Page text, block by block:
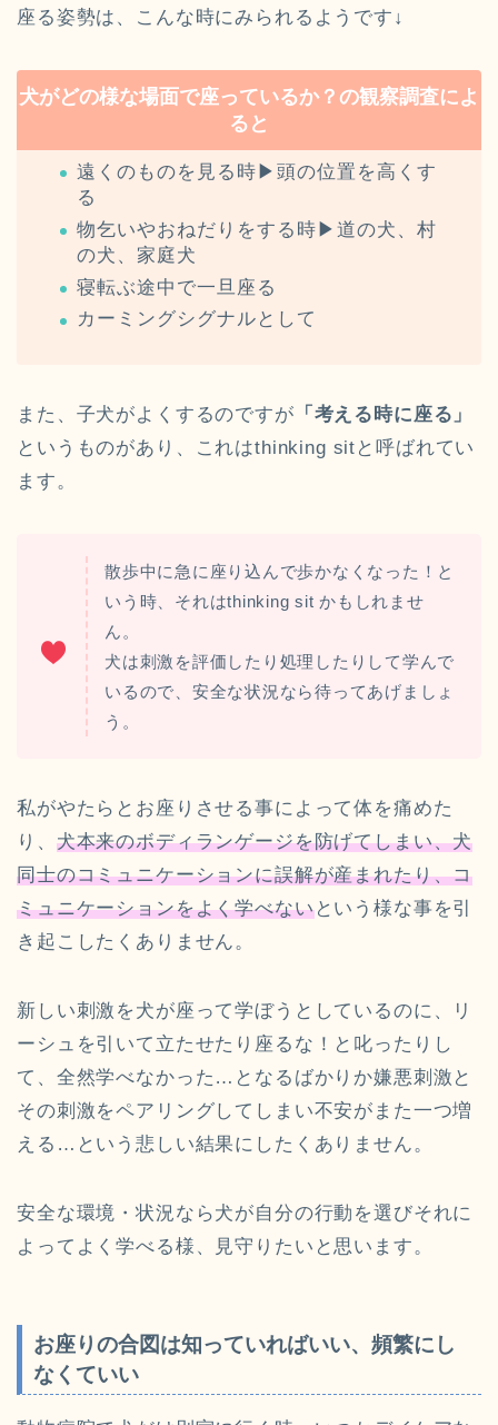
座る姿勢は、こんな時にみられるようです↓
犬がどの様な場面で座っているか？の観察調査によ
ると
遠くのものを見る時▶︎頭の位置を高くす
る
物乞いやおねだりをする時▶︎道の犬、村
の犬、家庭犬
寝転ぶ途中で一旦座る
カーミングシグナルとして
また、子犬がよくするのですが 「考える時に座る」
というものがあり、これはthinking sitと呼ばれてい
ます。
散歩中に急に座り込んで歩かなくなった！と
いう時、それはthinking sit かもしれませ
ん。
犬は刺激を評価したり処理したりして学んで
いるので、安全な状況なら待ってあげましょ
う。
私がやたらとお座りさせる事によって体を痛めた
り、 犬本来のボディランゲージを防げてしまい、犬
同士のコミュニケーションに誤解が産まれたり、コ
ミュニケーションをよく学べないという様な事を引
き起こしたくありません。
新しい刺激を犬が座って学ぼうとしているのに、リ
ーシュを引いて立たせたり座るな！と叱ったりし
て、全然学べなかった…となるばかりか嫌悪刺激と
その刺激をペアリングしてしまい不安がまた一つ増
える…という悲しい結果にしたくありません。
安全な環境・状況なら犬が自分の行動を選びそれに
よってよく学べる様、見守りたいと思います。
お座りの合図は知っていればいい、頻繁にし
なくていい